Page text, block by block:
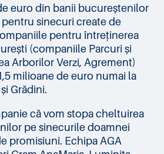
euro din banii bucureștenilor
sinecuri create de
pentru întreținerea
(companiile Parcuri și
Arborilor Verzi, Agrement)
milioane de euro numai la
Grădini.
că vom stopa cheltuirea
pe sinecurile doamnei
promisiuni. Echipa AGA